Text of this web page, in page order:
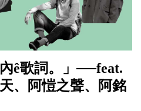
ê歌詞。」──feat.
、阿愷之聲、阿銘